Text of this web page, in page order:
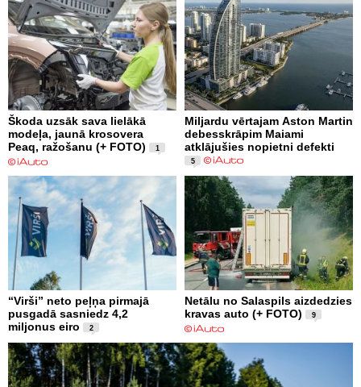
Škoda uzsāk sava lielākā
modeļa, jaunā krosovera
Peaq, ražošanu (+ FOTO)
1
Miljardu vērtajam Aston Martin
debesskrāpim Maiami
atklājušies nopietni defekti
5
“Virši” neto peļņa pirmajā
pusgadā sasniedz 4,2
miljonus eiro
2
Netālu no Salaspils aizdedzies
kravas auto (+ FOTO)
9